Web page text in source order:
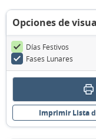
Opciones de
Días Festivos
Fases Lunares
Imprimir Lista